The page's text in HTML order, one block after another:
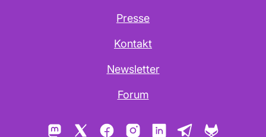
Presse
Kontakt
Newsletter
Forum
Mastodon FacebookInstagramLinkedInTelegram